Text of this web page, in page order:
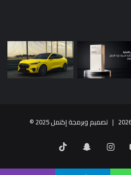
تصميم وبرمجة إكتمل 2025 ©
يوتيوب انستقرام سناب
تشات